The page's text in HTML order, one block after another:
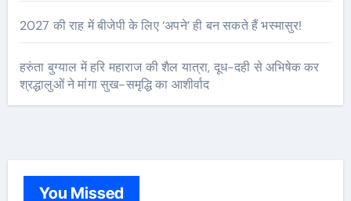
2027 की राह में बीजेपी के लिए ‘अपने’ ही बन सकते हैं भस्मासुर!
हरुंता बुग्याल में हरि महाराज की शैल यात्रा, दूध-दही से अभिषेक कर
श्रद्धालुओं ने मांगा सुख-समृद्धि का आशीर्वाद
You Missed